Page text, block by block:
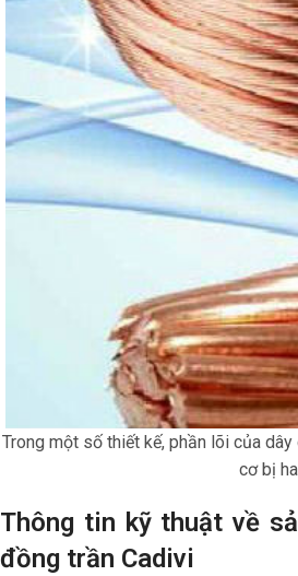
Trong một số thiết kế, phần lõi của
cơ bị
Thông tin kỹ thuật về
đồng trần Cadivi